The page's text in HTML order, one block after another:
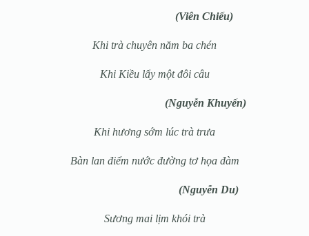
(Viên Chiếu)
Khi trà chuyên năm ba chén
Khi Kiều lẩy một đôi câu
(Nguyễn Khuyến)
Khi hương sớm lúc trà trưa
Bàn lan điểm nước đường tơ họa đàm
(Nguyễn Du)
Sương mai lịm khói trà